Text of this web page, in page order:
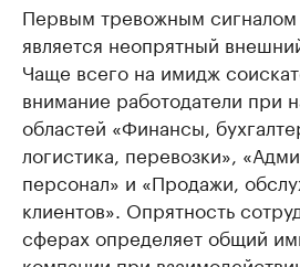
Первым тревожным
является неопрятный
Чаще всего на имидж
внимание работодатели при
областей «Финансы,
логистика, перевозки»,
персонал» и «Продажи,
клиентов». Опрятность
сферах определяет общий